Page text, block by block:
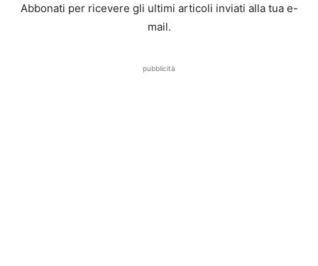
Abbonati per ricevere gli ultimi articoli inviati alla tua e-
mail.
pubblicità